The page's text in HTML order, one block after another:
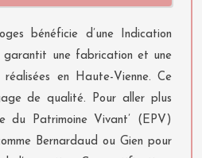
bénéficie d’une Indication
garantit une fabrication et une
en Haute-Vienne. Ce
de qualité. Pour aller plus
du Patrimoine Vivant’ (EPV)
Bernardaud ou Gien pour